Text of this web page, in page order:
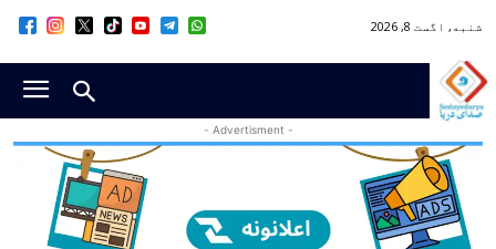
شنبه, اگست 8, 2026
- Advertisment -